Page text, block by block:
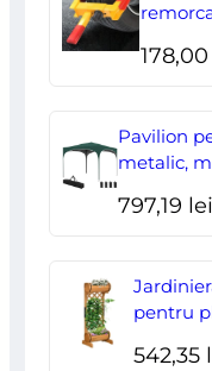
178,00
Pavilion
metalic,
797,19 lei
pentru
542,35